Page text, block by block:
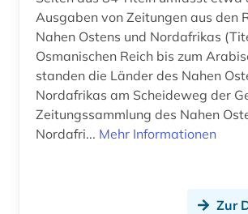
Ausgaben von Zeitungen aus den
Nahen Ostens und Nordafrikas
Osmanischen Reich bis zum
standen die Länder des Nahen
Nordafrikas am Scheideweg der
Zeitungssammlung des Nahen
Nordafri... Mehr Informationen
Zur